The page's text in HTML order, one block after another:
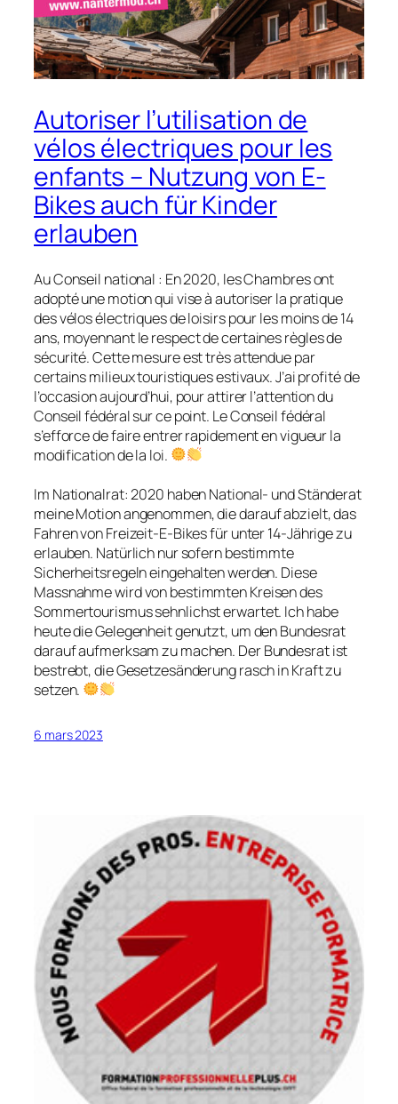
Autoriser l’utilisation de
vélos électriques pour les
enfants – Nutzung von E-
Bikes auch für Kinder
erlauben
Au Conseil national : En 2020, les Chambres ont
adopté une motion qui vise à autoriser la pratique
des vélos électriques de loisirs pour les moins de 14
ans, moyennant le respect de certaines règles de
sécurité. Cette mesure est très attendue par
certains milieux touristiques estivaux. J’ai profité de
l’occasion aujourd’hui, pour attirer l’attention du
Conseil fédéral sur ce point. Le Conseil fédéral
s’efforce de faire entrer rapidement en vigueur la
modification de la loi.
Im Nationalrat: 2020 haben National- und Ständerat
meine Motion angenommen, die darauf abzielt, das
Fahren von Freizeit-E-Bikes für unter 14-Jährige zu
erlauben. Natürlich nur sofern bestimmte
Sicherheitsregeln eingehalten werden. Diese
Massnahme wird von bestimmten Kreisen des
Sommertourismus sehnlichst erwartet. Ich habe
heute die Gelegenheit genutzt, um den Bundesrat
darauf aufmerksam zu machen. Der Bundesrat ist
bestrebt, die Gesetzesänderung rasch in Kraft zu
setzen.
6 mars 2023